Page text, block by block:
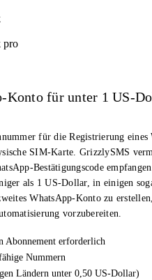
pro
Konto für unter 1 US-
für die Registrierung eines
SIM-Karte. GrizzlySMS
Bestätigungscode
als 1 US-Dollar, in einigen
WhatsApp-Konto zu
vorzubereiten.
Abonnement erforderlich
Nummern
Ländern unter 0,50 US-Dollar)